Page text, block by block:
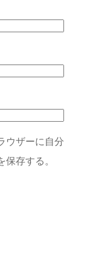
ウザーに自分
存する。